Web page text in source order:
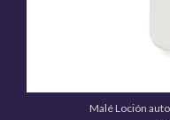
Malé Loción